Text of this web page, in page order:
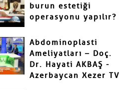
burun estetiği
operasyonu yapılır?
Abdominoplasti
Ameliyatları – Doç.
Dr. Hayati AKBAŞ -
Azerbaycan Xezer TV